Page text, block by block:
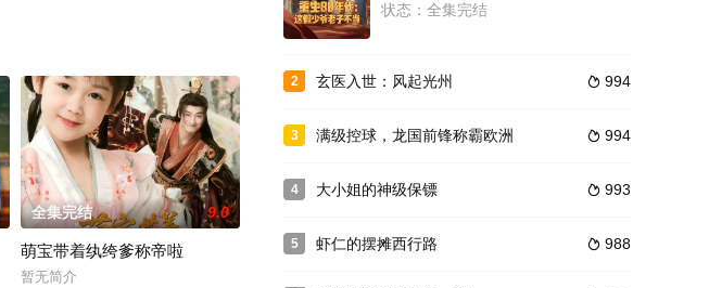
全集完结 9.0
萌宝带着纨绔爹称帝啦
暂无简介
状态：全集完结
2  994
玄医入世：风起光州
3  994
满级控球，龙国前锋称霸欧洲
4  993
大小姐的神级保镖
5  988
虾仁的摆摊西行路